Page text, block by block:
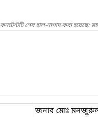
কনটেন্টটি শেষ হাল-নাগাদ করা
জনাব মোঃ